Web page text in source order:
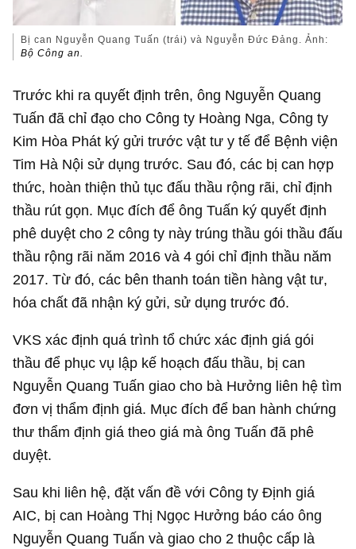
Bị can Nguyễn Quang Tuấn (trái) và Nguyễn Đức Đảng. Ảnh:
Bộ Công an.
Trước khi ra quyết định trên, ông Nguyễn Quang
Tuấn đã chỉ đạo cho Công ty Hoàng Nga, Công ty
Kim Hòa Phát ký gửi trước vật tư y tế để Bệnh viện
Tim Hà Nội sử dụng trước. Sau đó, các bị can hợp
thức, hoàn thiện thủ tục đấu thầu rộng rãi, chỉ định
thầu rút gọn. Mục đích để ông Tuấn ký quyết định
phê duyệt cho 2 công ty này trúng thầu gói thầu đấu
thầu rộng rãi năm 2016 và 4 gói chỉ định thầu năm
2017. Từ đó, các bên thanh toán tiền hàng vật tư,
hóa chất đã nhận ký gửi, sử dụng trước đó.
VKS xác định quá trình tổ chức xác định giá gói
thầu để phục vụ lập kế hoạch đấu thầu, bị can
Nguyễn Quang Tuấn giao cho bà Hưởng liên hệ tìm
đơn vị thẩm định giá. Mục đích để ban hành chứng
thư thẩm định giá theo giá mà ông Tuấn đã phê
duyệt.
Sau khi liên hệ, đặt vấn đề với Công ty Định giá
AIC, bị can Hoàng Thị Ngọc Hưởng báo cáo ông
Nguyễn Quang Tuấn và giao cho 2 thuộc cấp là